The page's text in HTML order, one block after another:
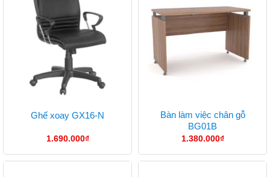
Ghế xoay GX16-N
1.690.000₫
Bàn làm việc chân gỗ
BG01B
1.380.000₫